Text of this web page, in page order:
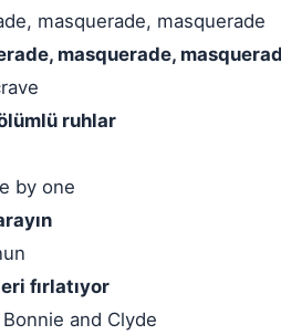
masquerade, masquerade
masquerade,
ruhlar
by one
fırlatıyor
and Clyde